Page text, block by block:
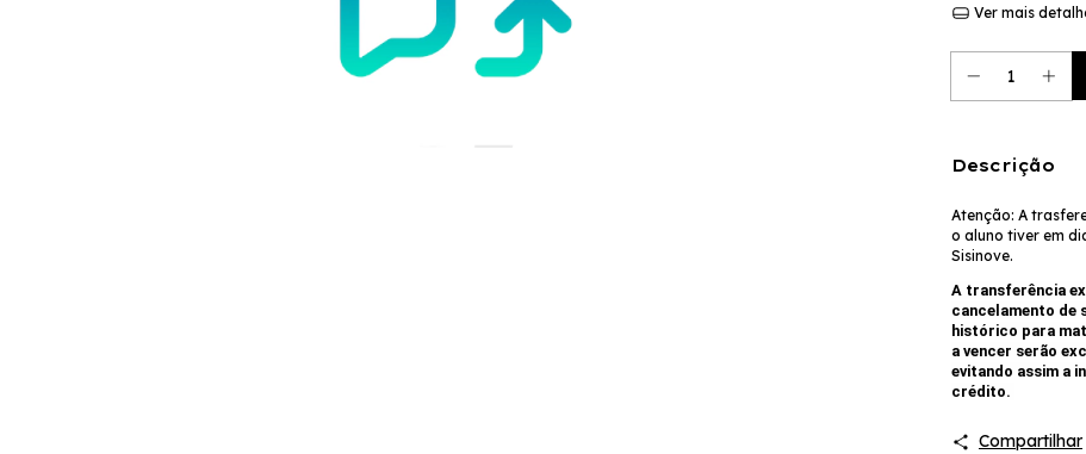
Ver mais
Descrição
Atenção: A
o aluno tiver em
Sisinove.
A transferência
cancelamento de
histórico para
a vencer serão
evitando assim a
crédito.
Compartilhar